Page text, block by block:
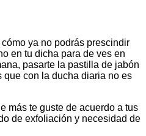
ya no podrás prescindir
en tu dicha para de ves en
pasarte la pastilla de jabón
con la ducha diaria no es
más te guste de acuerdo a tus
de exfoliación y necesidad de